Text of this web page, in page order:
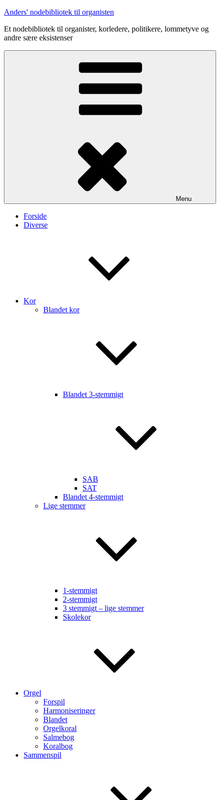
Videre
indhold
Anders' nodebibliotek til organisten
Et nodebibliotek til organister, korledere, politikere, lommetyve og
andre sære eksistenser
Menu
Forside
Diverse
Kor
Blandet kor
Blandet 3-stemmigt
SAB
SAT
Blandet 4-stemmigt
Lige stemmer
1-stemmigt
2-stemmigt
3 stemmigt – lige stemmer
Skolekor
Orgel
Forspil
Harmoniseringer
Blandet
Orgelkoral
Salmebog
Koralbog
Sammenspil